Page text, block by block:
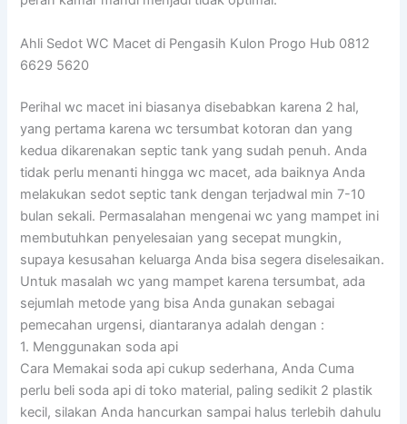
Ahli Sedot WC Macet di Pengasih Kulon Progo Hub 0812
6629 5620
Perihal wc macet ini biasanya disebabkan karena 2 hal,
yang pertama karena wc tersumbat kotoran dan yang
kedua dikarenakan septic tank yang sudah penuh. Anda
tidak perlu menanti hingga wc macet, ada baiknya Anda
melakukan sedot septic tank dengan terjadwal min 7-10
bulan sekali. Permasalahan mengenai wc yang mampet ini
membutuhkan penyelesaian yang secepat mungkin,
supaya kesusahan keluarga Anda bisa segera diselesaikan.
Untuk masalah wc yang mampet karena tersumbat, ada
sejumlah metode yang bisa Anda gunakan sebagai
pemecahan urgensi, diantaranya adalah dengan :
1. Menggunakan soda api
Cara Memakai soda api cukup sederhana, Anda Cuma
perlu beli soda api di toko material, paling sedikit 2 plastik
kecil, silakan Anda hancurkan sampai halus terlebih dahulu